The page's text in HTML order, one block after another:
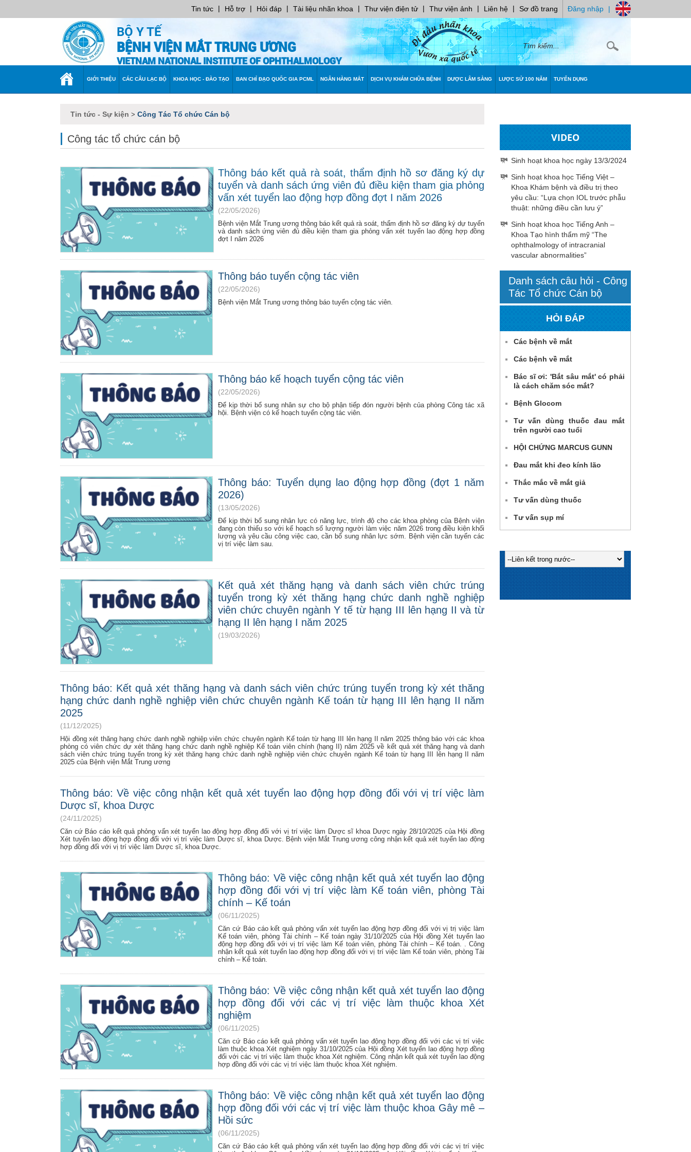
Tin tức | Hỗ trợ | Hỏi đáp | Tài liệu nhãn khoa | Thư viện điện tử | Thư viện ảnh | Liên hệ | Sơ đồ trang Đăng nhập |
BỘ Y TẾ
BỆNH VIỆN MẮT TRUNG ƯƠNG
VIETNAM NATIONAL INSTITUTE OF OPHTHALMOLOGY
TRANG GIỚI THIỆU CÁC CÂU LẠC BỘ KHOA HỌC - ĐÀO TẠO BAN CHỈ ĐẠO QUỐC GIA PCML NGÂN HÀNG MẮT DỊCH VỤ KHÁM CHỮA BỆNH DƯỢC LÂM SÀNG LƯỢC SỬ 100 NĂM TUYỂN DỤNG
Tin tức - Sự kiện > Công Tác Tổ chức Cán bộ
Công tác tổ chức cán bộ
Thông báo kết quả rà soát, thẩm định hồ sơ đăng ký dự
tuyển và danh sách ứng viên đủ điều kiện tham gia phỏng
vấn xét tuyển lao động hợp đồng đợt I năm 2026
(22/05/2026)
Bệnh viện Mắt Trung ương thông báo kết quả rà soát, thẩm định hồ sơ đăng ký dự tuyển
và danh sách ứng viên đủ điều kiện tham gia phỏng vấn xét tuyển lao động hợp đồng
đợt I năm 2026
Thông báo tuyển cộng tác viên
(22/05/2026)
Bệnh viện Mắt Trung ương thông báo tuyển cộng tác viên.
Thông báo kế hoạch tuyển cộng tác viên
(22/05/2026)
Để kịp thời bổ sung nhân sự cho bộ phận tiếp đón người bệnh của phòng Công tác xã
hội. Bệnh viện có kế hoạch tuyển cộng tác viên.
Thông báo: Tuyển dụng lao động hợp đồng (đợt 1 năm
2026)
(13/05/2026)
Để kịp thời bổ sung nhân lực có năng lực, trình độ cho các khoa phòng của Bệnh viện
đang còn thiếu so với kế hoạch số lượng người làm việc năm 2026 trong điều kiện khối
lượng và yêu cầu công việc cao, cần bổ sung nhân lực sớm. Bệnh viện cần tuyển các
vị trí việc làm sau.
Kết quả xét thăng hạng và danh sách viên chức trúng
tuyển trong kỳ xét thăng hạng chức danh nghề nghiệp
viên chức chuyên ngành Y tế từ hạng III lên hạng II và từ
hạng II lên hạng I năm 2025
(19/03/2026)
Thông báo: Kết quả xét thăng hạng và danh sách viên chức trúng tuyển trong kỳ xét thăng
hạng chức danh nghề nghiệp viên chức chuyên ngành Kế toán từ hạng III lên hạng II năm
2025
(11/12/2025)
Hội đồng xét thăng hạng chức danh nghề nghiệp viên chức chuyên ngành Kế toán từ hạng III lên hạng II năm 2025 thông báo với các khoa
phòng có viên chức dự xét thăng hạng chức danh nghề nghiệp Kế toán viên chính (hạng II) năm 2025 về kết quả xét thăng hạng và danh
sách viên chức trúng tuyển trong kỳ xét thăng hạng chức danh nghề nghiệp viên chức chuyên ngành Kế toán từ hạng III lên hạng II năm
2025 của Bệnh viện Mắt Trung ương
Thông báo: Về việc công nhận kết quả xét tuyển lao động hợp đồng đối với vị trí việc làm
Dược sĩ, khoa Dược
(24/11/2025)
Căn cứ Báo cáo kết quả phỏng vấn xét tuyển lao động hợp đồng đối với vị trí việc làm Dược sĩ khoa Dược ngày 28/10/2025 của Hội đồng
Xét tuyển lao động hợp đồng đối với vị trí việc làm Dược sĩ, khoa Dược. Bệnh viện Mắt Trung ương công nhận kết quả xét tuyển lao động
hợp đồng đối với vị trí việc làm Dược sĩ, khoa Dược.
Thông báo: Về việc công nhận kết quả xét tuyển lao động
hợp đồng đối với vị trí việc làm Kế toán viên, phòng Tài
chính – Kế toán
(06/11/2025)
Căn cứ Báo cáo kết quả phỏng vấn xét tuyển lao động hợp đồng đối với vị trị việc làm
Kế toán viên, phòng Tài chính – Kế toán ngày 31/10/2025 của Hội đồng Xét tuyển lao
động hợp đồng đối với vị trí việc làm Kế toán viên, phòng Tài chính – Kế toán. . Công
nhận kết quả xét tuyển lao động hợp đồng đối với vị trí việc làm Kế toán viên, phòng Tài
chính – Kế toán.
Thông báo: Về việc công nhận kết quả xét tuyển lao động
hợp đồng đối với các vị trí việc làm thuộc khoa Xét
nghiệm
(06/11/2025)
Căn cứ Báo cáo kết quả phỏng vấn xét tuyển lao động hợp đồng đối với các vị trí việc
làm thuộc khoa Xét nghiệm ngày 31/10/2025 của Hội đồng Xét tuyển lao động hợp đồng
đối với các vị trí việc làm thuộc khoa Xét nghiệm. Công nhận kết quả xét tuyển lao động
hợp đồng đối với các vị trí việc làm thuộc khoa Xét nghiệm.
Thông báo: Về việc công nhận kết quả xét tuyển lao động
hợp đồng đối với các vị trí việc làm thuộc khoa Gây mê –
Hồi sức
(06/11/2025)
Căn cứ Báo cáo kết quả phỏng vấn xét tuyển lao động hợp đồng đối với các vị trí việc
VIDEO
Sinh hoạt khoa học ngày 13/3/2024
Sinh hoạt khoa học Tiếng Việt –
Khoa Khám bệnh và điều trị theo
yêu cầu: “Lựa chọn IOL trước phẫu
thuật: những điều cần lưu ý”
Sinh hoạt khoa học Tiếng Anh –
Khoa Tạo hình thẩm mỹ “The
ophthalmology of intracranial
vascular abnormalities”
Danh sách câu hỏi - Công
Tác Tổ chức Cán bộ
HỎI ĐÁP
Các bệnh về mắt
Các bệnh về mắt
Bác sĩ ơi: 'Bắt sâu mắt' có phải
là cách chăm sóc mắt?
Bệnh Glocom
Tư vấn dùng thuốc đau mắt
trên người cao tuổi
HỘI CHỨNG MARCUS GUNN
Đau mắt khi đeo kính lão
Thắc mắc về mắt giả
Tư vấn dùng thuốc
Tư vấn sụp mí